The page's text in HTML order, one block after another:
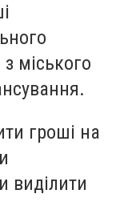
міського
гроші на
виділити